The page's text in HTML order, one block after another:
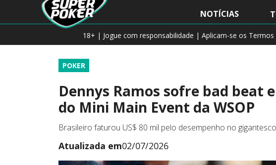
NOTÍCIAS
18+ | Jogue com responsabilidade | Aplicam-se os
POKER
Dennys Ramos sofre bad beat
do Mini Main Event da WSOP
Brasileiro faturou US$ 80 mil pelo desempenho no
Atualizada em02/07/2026